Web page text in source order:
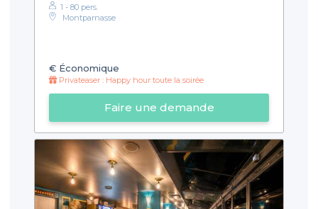
1 - 80 pers.
Montparnasse
€ Économique
Privateaser : Happy hour toute la soirée
Faire une demande